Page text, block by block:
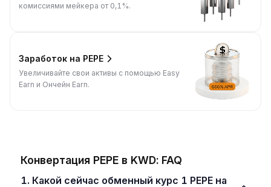
комиссиями мейкера от 0,1%.
Заработок на PEPE
Увеличивайте свои активы с помощью Easy
Earn и Ончейн Earn.
Конвертация PEPE в KWD: FAQ
1. Какой сейчас обменный курс 1 PEPE на